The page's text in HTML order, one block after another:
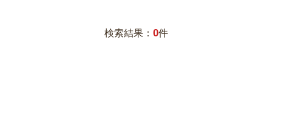
検索結果： 0件